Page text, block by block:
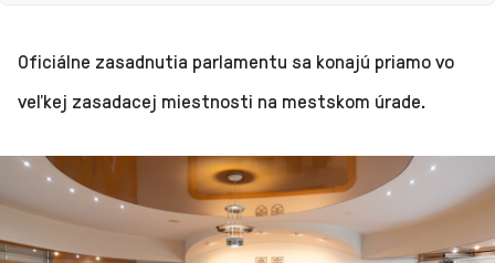
Oficiálne zasadnutia parlamentu sa konajú priamo vo
veľkej zasadacej miestnosti na mestskom úrade.